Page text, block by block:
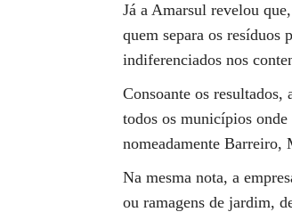
Já a Amarsul revelou
quem separa os resíduos
indiferenciados nos
Consoante os resultados,
todos os municípios
nomeadamente
Na mesma nota, a
ou ramagens de jardim,